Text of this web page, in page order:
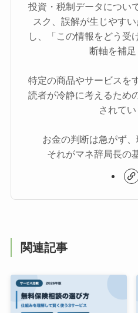
投資・税制データについ
スク、誤解が生じやす
し、「この情報をどう受
断軸を補足
特定の商品やサービスを
読者が冷静に考えるため
されてい
お金の判断は急がず、
それがマネ辞局長の
関連記事